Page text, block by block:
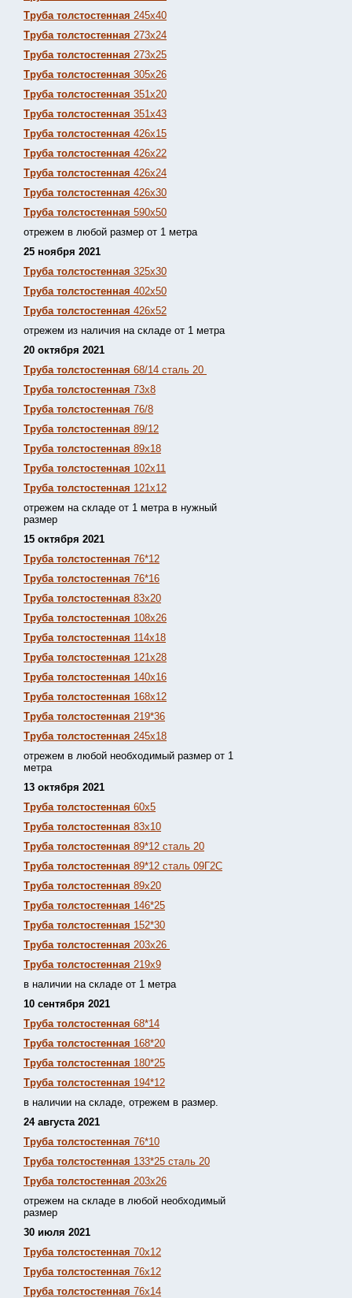
Труба толстостенная 245х40
Труба толстостенная 273х24
Труба толстостенная 273х25
Труба толстостенная 305х26
Труба толстостенная 351х20
Труба толстостенная 351х43
Труба толстостенная 426х15
Труба толстостенная 426х22
Труба толстостенная 426х24
Труба толстостенная 426х30
Труба толстостенная 590х50
отрежем в любой размер от 1 метра
25 ноября 2021
Труба толстостенная 325х30
Труба толстостенная 402х50
Труба толстостенная 426х52
отрежем из наличия на складе от 1 метра
20 октября 2021
Труба толстостенная 68/14 сталь 20
Труба толстостенная 73х8
Труба толстостенная 76/8
Труба толстостенная 89/12
Труба толстостенная 89х18
Труба толстостенная 102х11
Труба толстостенная 121х12
отрежем на складе от 1 метра в нужный
размер
15 октября 2021
Труба толстостенная 76*12
Труба толстостенная 76*16
Труба толстостенная 83х20
Труба толстостенная 108х26
Труба толстостенная 114х18
Труба толстостенная 121х28
Труба толстостенная 140х16
Труба толстостенная 168х12
Труба толстостенная 219*36
Труба толстостенная 245х18
отрежем в любой необходимый размер от 1
метра
13 октября 2021
Труба толстостенная 60х5
Труба толстостенная 83х10
Труба толстостенная 89*12 сталь 20
Труба толстостенная 89*12 сталь 09Г2С
Труба толстостенная 89х20
Труба толстостенная 146*25
Труба толстостенная 152*30
Труба толстостенная 203х26
Труба толстостенная 219х9
в наличии на складе от 1 метра
10 сентября 2021
Труба толстостенная 68*14
Труба толстостенная 168*20
Труба толстостенная 180*25
Труба толстостенная 194*12
в наличии на складе, отрежем в размер.
24 августа 2021
Труба толстостенная 76*10
Труба толстостенная 133*25 сталь 20
Труба толстостенная 203х26
отрежем на складе в любой необходимый
размер
30 июля 2021
Труба толстостенная 70х12
Труба толстостенная 76х12
Труба толстостенная 76х14